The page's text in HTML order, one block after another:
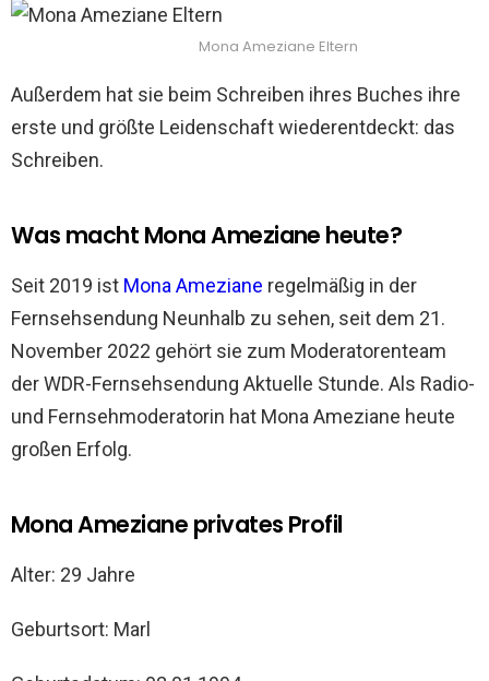
Mona Ameziane Eltern
Außerdem hat sie beim Schreiben ihres Buches ihre
erste und größte Leidenschaft wiederentdeckt: das
Schreiben.
Was macht Mona Ameziane heute?
Seit 2019 ist Mona Ameziane regelmäßig in der
Fernsehsendung Neunhalb zu sehen, seit dem 21.
November 2022 gehört sie zum Moderatorenteam
der WDR-Fernsehsendung Aktuelle Stunde. Als Radio-
und Fernsehmoderatorin hat Mona Ameziane heute
großen Erfolg.
Mona Ameziane privates Profil
Alter: 29 Jahre
Geburtsort: Marl